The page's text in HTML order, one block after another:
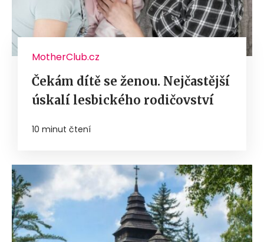
MotherClub.cz
Čekám dítě se ženou. Nejčastější
úskalí lesbického rodičovství
10 minut čtení